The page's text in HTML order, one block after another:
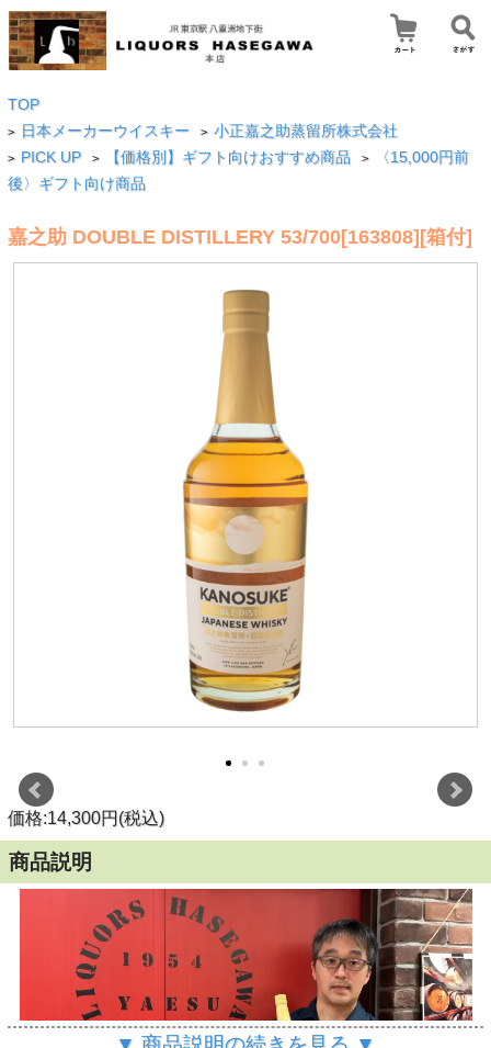
TOP
> 日本メーカーウイスキー > 小正嘉之助蒸留所株式会社
> PICK UP > 【価格別】ギフト向けおすすめ商品 >
〈15,000円前
後〉ギフト向け商品
嘉之助 DOUBLE DISTILLERY 53/700[163808][箱付]
価格:14,300円(税込)
商品説明